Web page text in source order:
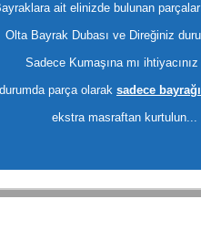
ait elinizde bulunan
Olta Bayrak Dubası ve Direğiniz
Sadece Kumaşına mı
parça olarak sadece
ekstra masraftan kurtulun...